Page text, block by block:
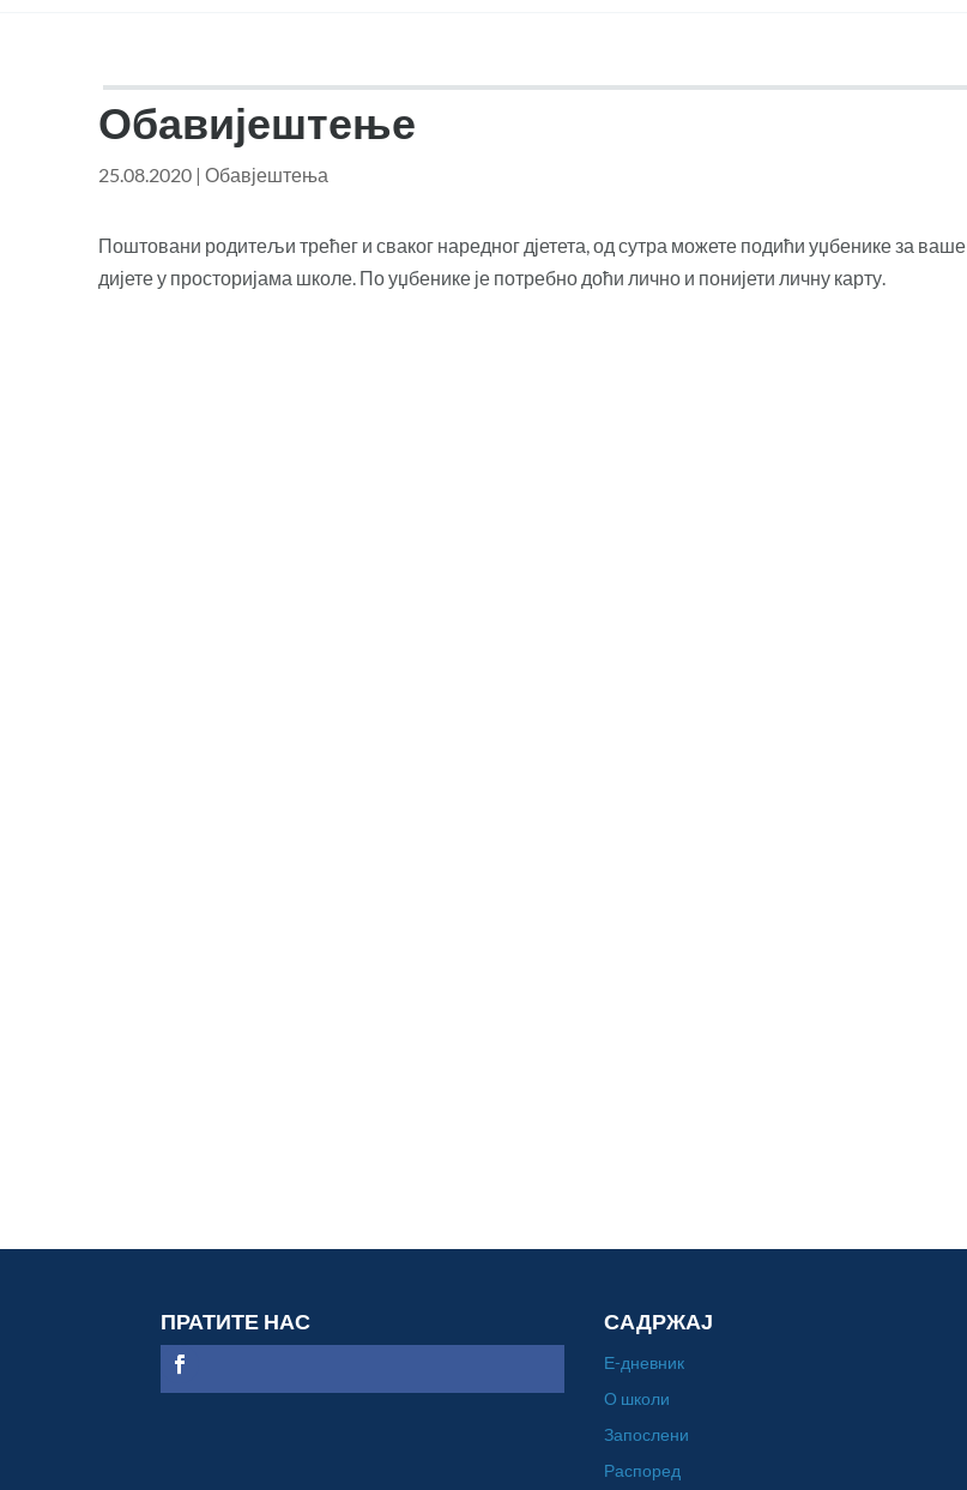
Обавијештење
25.08.2020 | Обавјештења
Поштовани родитељи трећег и сваког наредног дјетета, од сутра можете подићи уџбенике за ваше
дијете у просторијама школе. По уџбенике је потребно доћи лично и понијети личну карту.
ПРАТИТЕ НАС САДРЖАЈ
Е-дневник
О школи
Запослени
Распоред